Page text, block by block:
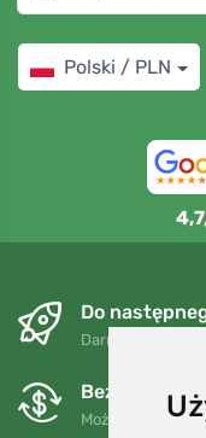
Polski / PLN
Do
Darmowa
Bezpłatne
Możesz zwrócić